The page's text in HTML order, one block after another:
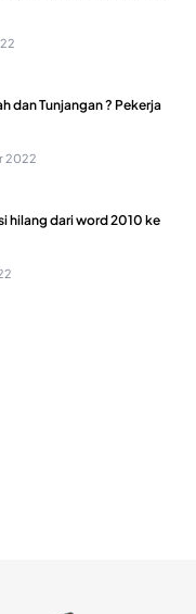
dan Tunjangan ? Pekerja
2022
hilang dari word 2010 ke